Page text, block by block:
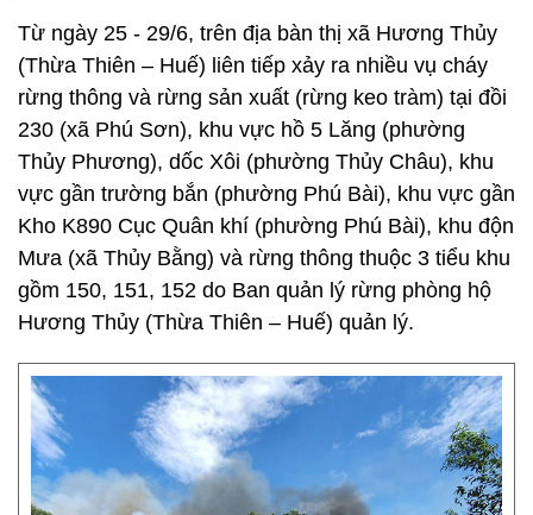
Từ ngày 25 - 29/6, trên địa bàn thị xã Hương Thủy
(Thừa Thiên – Huế) liên tiếp xảy ra nhiều vụ cháy
rừng thông và rừng sản xuất (rừng keo tràm) tại đồi
230 (xã Phú Sơn), khu vực hồ 5 Lăng (phường
Thủy Phương), dốc Xôi (phường Thủy Châu), khu
vực gần trường bắn (phường Phú Bài), khu vực gần
Kho K890 Cục Quân khí (phường Phú Bài), khu độn
Mưa (xã Thủy Bằng) và rừng thông thuộc 3 tiểu khu
gồm 150, 151, 152 do Ban quản lý rừng phòng hộ
Hương Thủy (Thừa Thiên – Huế) quản lý.